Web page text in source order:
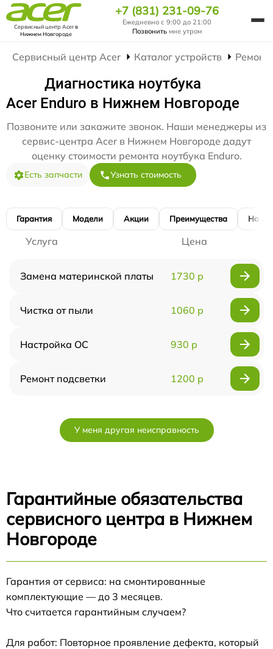
Сервисный центр Acerв
Нижнем Новгороде
+7 (831) 231-09-76
Ежедневно с 9:00 до 21:00
Позвонить мне утром
Сервисный центр Acer Каталог устройств Ремонт
Диагностика ноутбука
Acer Enduro в Нижнем Новгороде
Позвоните или закажите звонок. Наши менеджеры из
сервис-центра Acer в Нижнем Новгороде дадут
оценку стоимости ремонта ноутбука Enduro.
Есть запчасти Узнать стоимость
Гарантия Модели Акции Преимущества Наши
Услуга Цена
Замена материнской платы 1730 р
Чистка от пыли 1060 р
Настройка ОС 930 р
Ремонт подсветки 1200 р
У меня другая неисправность
Гарантийные обязательства
сервисного центра в Нижнем
Новгороде
Гарантия от сервиса: на смонтированные
комплектующие — до 3 месяцев.
Что считается гарантийным случаем?
Для работ: Повторное проявление дефекта, который